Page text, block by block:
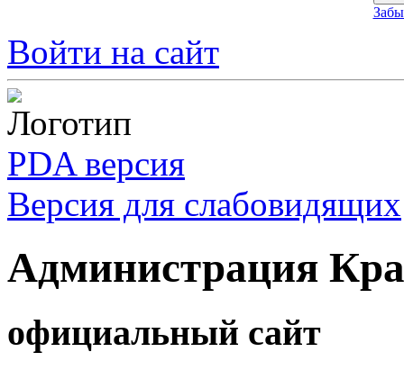
Войти на сайт
PDA версия
Версия для слабовидящих
Администрация
официальный сайт